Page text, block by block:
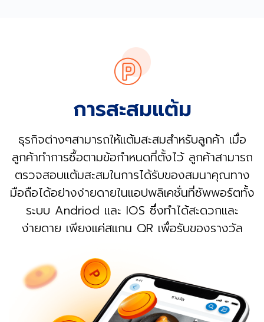
การสะสมแต้ม
ธุรกิจต่างๆสามารถให้แต้มสะสมสำหรับลูกค้า เมื่อ
ลูกค้าทำการซื้อตามข้อกำหนดที่ตั้งไว้ ลูกค้าสามารถ
ตรวจสอบแต้มสะสมในการได้รับของสมนาคุณทาง
มือถือได้อย่างง่ายดายในแอปพลิเคชั่นที่ซัพพอร์ตทั้ง
ระบบ Andriod และ IOS ซึ่งทำได้สะดวกและ
ง่ายดาย เพียงแค่สแกน QR เพื่อรับของรางวัล